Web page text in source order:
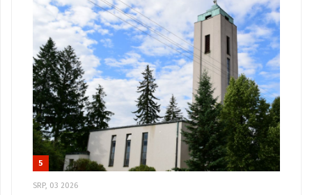
5
SRP, 03 2026